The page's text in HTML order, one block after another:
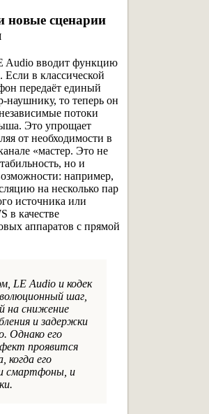
новые сценарии
Audio вводит функцию
. Если в классической
передаёт единый
наушнику, то теперь он
потоки
Это упрощает
от необходимости в
«мастер. Это не
но и
например,
на несколько пар
источника или
в качестве
аппаратов с прямой
LE Audio и кодек
шаг,
на снижение
и задержки
Однако его
проявится
когда его
смартфоны, и